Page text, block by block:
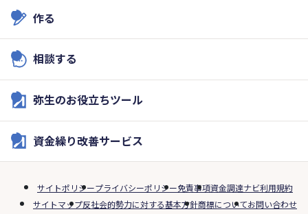
作る
相談する
弥生のお役立ちツール
資金繰り改善サービス
サイトポリシープライバシーポリシー免責事項資金調達ナビ利用規約
サイトマップ反社会的勢力に対する基本方針商標についてお問い合わせ